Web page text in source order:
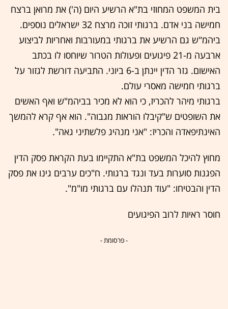
בית המשפט המחוזי בת"א הרשיע היום (ה') את מרואן ברצח
חמישה בני אדם. ברגותי זוכה מרצח 32 ישראלים נוספים.
ביהמ"ש גם הרשיע את ברגותי במעורבות ואחריות לביצוע
ארבעה מ-21 פיגועים ופעולות הטרור שיוחסו לו בכתב
האישום. גזר הדין יינתן ב-6 ביוני. התביעה דורשת לגזור על
ברגותי חמישה מאסרי עולם.
ברגותי מיהר להכריז, כי הוא לא מכיר בביהמ"ש ואף האשים
את השופטים ש"קיבלו הוראות מגבוה". הוא אף קרא להמשך
האינתיפאדה והכריז: "אני מנהיג פלשתיני גאה".
מחוץ להיכל המשפט בת"א התקיימו בעת הקראת פסק הדין
הפגנות סוערות בעד ונגד ברגותי. ח"כים ערבים גינו את פסק
הדין והבטיחו: "עוד תנהלו עם ברגותי מו"מ".
חוסר ראיות לרוב הפיגועים
- פרסומת -